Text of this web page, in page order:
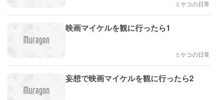
ミケコの日常
映画マイケルを観に行ったら1
ミケコの日常
妄想で映画マイケルを観に行ったら2